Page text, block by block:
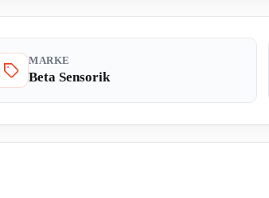
MARKE
Beta Sensorik